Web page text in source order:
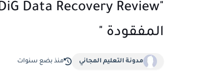
المفقودة "
مدونة التعليم المجاني منذ بضع سنوات